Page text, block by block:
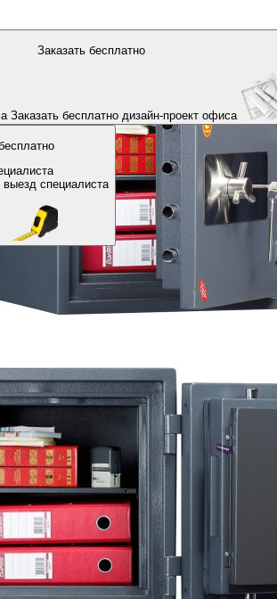
Заказать бесплатно
Заказать бесплатно дизайн-проект офиса
выезд специалиста